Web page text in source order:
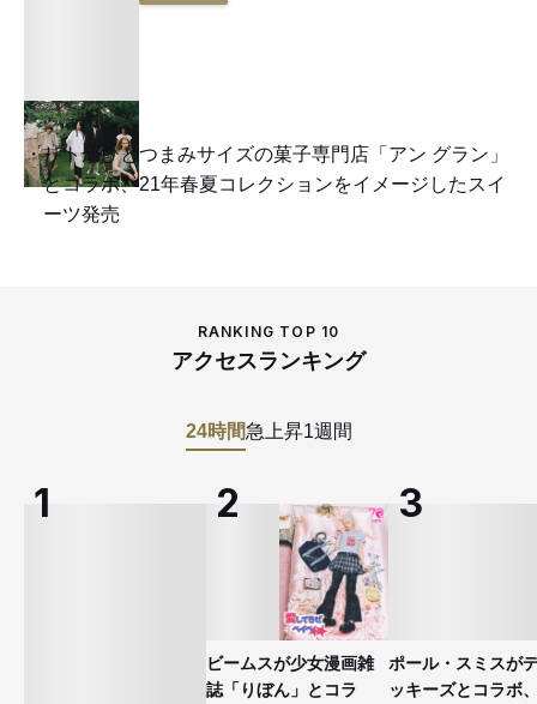
リトがひとつまみサイズの菓子専門店「アン グラン」
とコラボ、21年春夏コレクションをイメージしたスイ
ーツ発売
RANKING TOP 10
アクセスランキング
24時間急上昇1週間
ビームスが少女漫画雑
誌「りぼん」とコラ
ポール・スミスが
ッキーズとコラボ